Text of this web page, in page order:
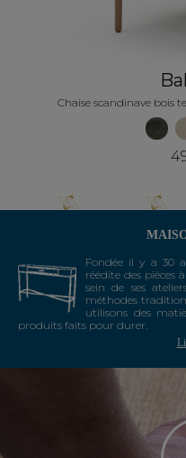
Chaise scandinave bois
Fondée il y a 30
réédite des pièces
sein de ses
méthodes
utilisons des
produits faits pour durer.